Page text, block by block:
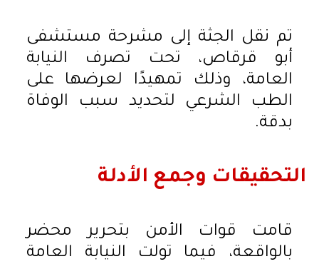
تم نقل الجثة إلى مشرحة مستشفى
أبو قرقاص، تحت تصرف النيابة
العامة، وذلك تمهيدًا لعرضها على
الطب الشرعي لتحديد سبب الوفاة
بدقة.
التحقيقات وجمع الأدلة
قامت قوات الأمن بتحرير محضر
بالواقعة، فيما تولت النيابة العامة